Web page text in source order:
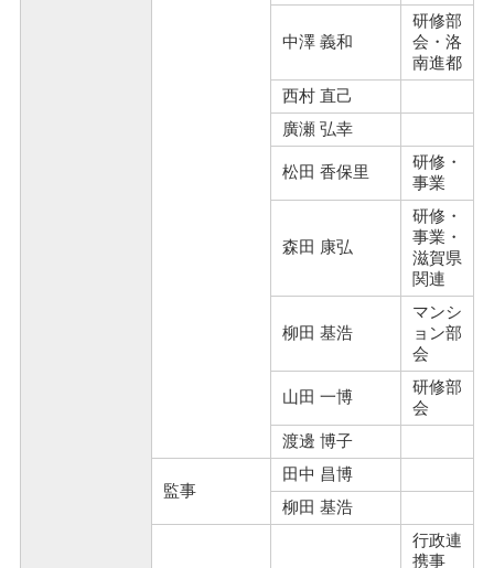
中澤 義和
研修部
会・洛
南進都
西村 直己
廣瀬 弘幸
松田 香保里
研修・
事業
森田 康弘
研修・
事業・
滋賀県
関連
柳田 基浩
マンシ
ョン部
会
山田 一博
研修部
会
渡邊 博子
監事
田中 昌博
柳田 基浩
行政連
携事